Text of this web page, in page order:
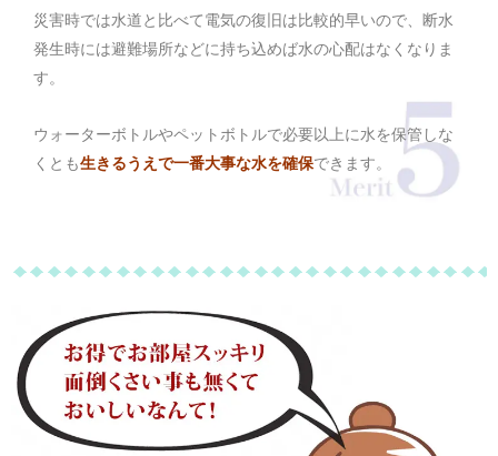
災害時では水道と比べて電気の復旧は比較的早いので、断水
発生時には避難場所などに持ち込めば水の心配はなくなりま
す。
ウォーターボトルやペットボトルで必要以上に水を保管しな
くとも生きるうえで一番大事な水を確保できます。